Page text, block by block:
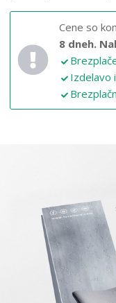
Cene so
8 dneh.
Izdelavo